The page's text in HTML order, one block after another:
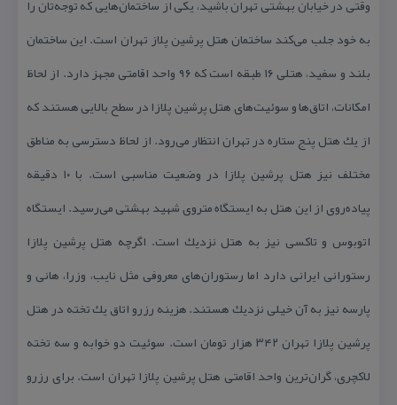
وقتی در خیابان بهشتی تهران باشید، یكی از ساختمان‌هایی كه توجه‌تان را
به خود جلب می‌كند ساختمانهتل پرشین پلاز تهران است. این ساختمان
بلند و سفید، هتلی ۱۶ طبقه است كه ۹۶ واحد اقامتی مجهز دارد. از لحاظ
امكانات، اتاق‌ها و سوئیت‌های هتل پرشین پلازا در سطح بالایی هستند كه
از یك هتل پنج ستاره در تهران انتظار می‌رود. از لحاظ دسترسی به مناطق
مختلف نیز هتل پرشین پلازا در وضعیت مناسبی است. با ۱۰ دقیقه
پیاده‌روی از این هتل به ایستگاه متروی شهید بهشتی می‌رسید. ایستگاه
اتوبوس و تاكسی نیز به هتل نزدیك است. اگرچه هتل پرشین پلازا
رستورانی ایرانی دارد اما رستوران‌های معروفی مثل نایب، وزرا، هانی و
پارسه نیز به آن خیلی نزدیك هستند. هزینه رزرو اتاق یك‌ تخته در هتل
پرشین پلازا تهران ۳۴۲ هزار تومان است. سوئیت دو خوابه و سه تخته
لاكچری، گران‌ترین واحد اقامتی هتل پرشین پلازا تهران است. برای رزرو